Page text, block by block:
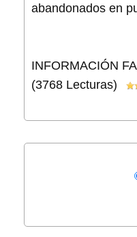
abandonados en
INFORMACIÓN
(3768 Lecturas)